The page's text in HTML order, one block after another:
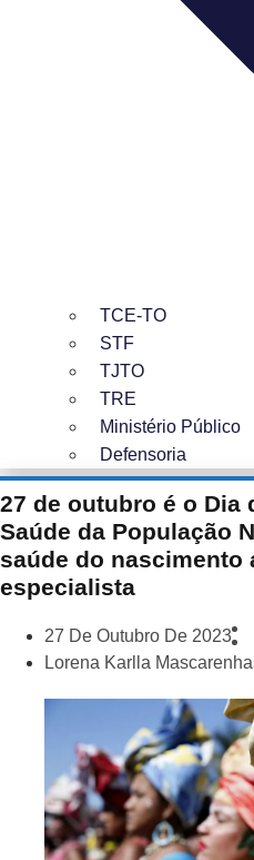
TCE-TO
STF
TJTO
TRE
Ministério Público
Defensoria
27 de outubro é o Dia
Saúde da População
saúde do nascimento
especialista
27 De Outubro De 2023
Lorena Karlla